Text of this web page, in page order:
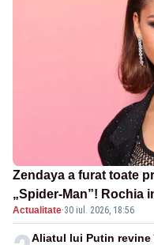
Zendaya a furat toate
„Spider-Man”! Rochia
făcut senzație
Actualitate·30 iul. 2026, 18:56
Aliatul lui Putin